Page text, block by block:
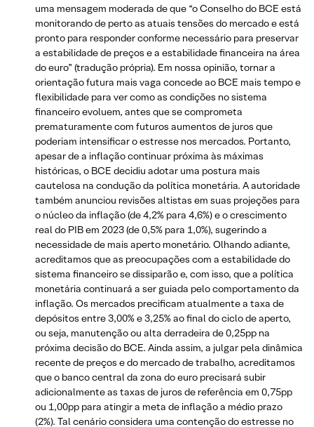
uma mensagem moderada de que “o Conselho do BCE está
monitorando de perto as atuais tensões do mercado e está
pronto para responder conforme necessário para preservar
a estabilidade de preços e a estabilidade financeira na área
do euro” (tradução própria). Em nossa opinião, tornar a
orientação futura mais vaga concede ao BCE mais tempo e
flexibilidade para ver como as condições no sistema
financeiro evoluem, antes que se comprometa
prematuramente com futuros aumentos de juros que
poderiam intensificar o estresse nos mercados. Portanto,
apesar de a inflação continuar próxima às máximas
históricas, o BCE decidiu adotar uma postura mais
cautelosa na condução da política monetária. A autoridade
também anunciou revisões altistas em suas projeções para
o núcleo da inflação (de 4,2% para 4,6%) e o crescimento
real do PIB em 2023 (de 0,5% para 1,0%), sugerindo a
necessidade de mais aperto monetário. Olhando adiante,
acreditamos que as preocupações com a estabilidade do
sistema financeiro se dissiparão e, com isso, que a política
monetária continuará a ser guiada pelo comportamento da
inflação. Os mercados precificam atualmente a taxa de
depósitos entre 3,00% e 3,25% ao final do ciclo de aperto,
ou seja, manutenção ou alta derradeira de 0,25pp na
próxima decisão do BCE. Ainda assim, a julgar pela dinâmica
recente de preços e do mercado de trabalho, acreditamos
que o banco central da zona do euro precisará subir
adicionalmente as taxas de juros de referência em 0,75pp
ou 1,00pp para atingir a meta de inflação a médio prazo
(2%). Tal cenário considera uma contenção do estresse no